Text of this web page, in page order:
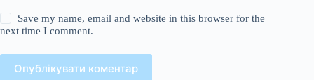
Save my name, email and website in this browser for the
next time I comment.
Опублікувати коментар